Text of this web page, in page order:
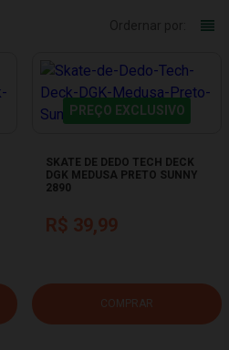
PREÇO EXCLUSIVO
SKATE DE DEDO TECH DECK
DGK MEDUSA PRETO SUNNY
2890
R$ 39,99
COMPRAR